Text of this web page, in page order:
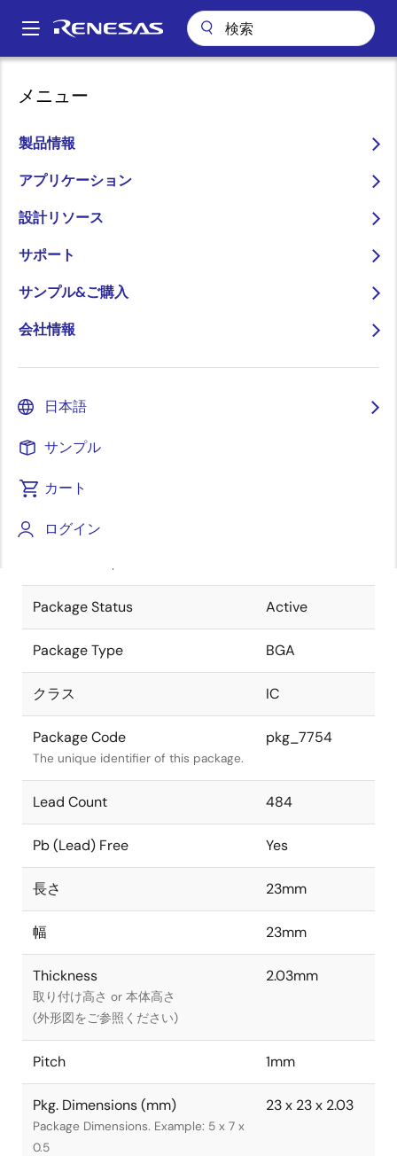
ン
Main
メニュー
製品情報
アプリケーション
設計リソース
サポート
サンプル&ご購入
会社情報
日本語
サンプル
カート
ログイン
パ
ン
く
ず
Name used to describe Renesas
A
Package code maintained as part of
JEITA Standard
The JEITA standard to which the
Package Status Active
Package Type BGA
クラス IC
Package Code
The unique identifier of this package.
pkg_7754
Lead Count 484
Pb (Lead) Free Yes
長さ 23mm
幅 23mm
Thickness
取り付け高さ or 本体高さ
(外形図をご参照ください)
2.03mm
Pitch 1mm
Pkg. Dimensions (mm)
Package Dimensions. Example: 5 x 7 x
0.5
23 x 23 x 2.03